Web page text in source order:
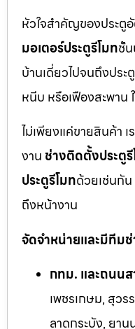
หัวใจสำคัญของประตู
มอเตอร์ประตูรีโมทชั้
บ้านเดี่ยวไปจนถึงประ
หนีบ หรือเฟืองสะพาน
ไม่เพียงแค่ขายสินค้า เ
งาน ช่างติดตั้งประตู
ประตูรีโมทด้วยเช่นกั
ถึงหน้างาน
จัดจำหน่ายและมีทีม
กทม. และถนน
เพชรเกษม, สุว
ลาดกระบัง, ยา